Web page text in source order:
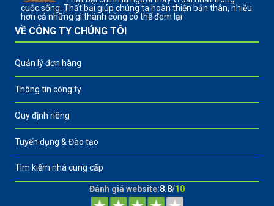
cuộc sống. Thất bại giúp chúng ta hoàn thiện bản thân, nhiều
hơn cả những gì thành công có thể đem lại
VỀ CÔNG TY CHÚNG TÔI
Quản lý đơn hàng
Thông tin công ty
Quy định riêng
Tuyển dụng & Đào tạo
Tìm kiếm nhà cung cấp
Đánh giá website:8.8/10